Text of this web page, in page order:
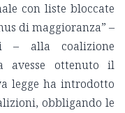
con liste bloccate
di maggioranza” –
– alla coalizione
avesse ottenuto il
legge ha introdotto
obbligando le